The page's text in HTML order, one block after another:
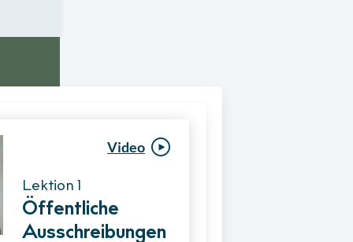
Video
Lektion 1
Öffentliche
AusschreibungenVergabeverfahre